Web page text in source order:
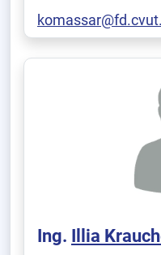
Ing. Illia